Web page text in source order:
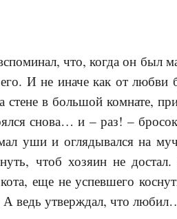
что, когда он был
И не иначе как от любви
стене в большой комнате,
снова… и – раз! –
уши и оглядывался на
чтоб хозяин не
еще не успевшего
ведь утверждал, что